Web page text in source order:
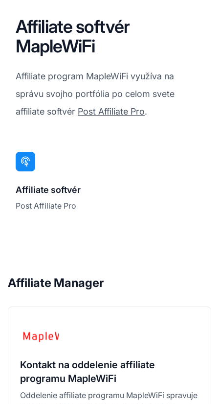
Affiliate softvér
MapleWiFi
Affiliate program MapleWiFi využíva na
správu svojho portfólia po celom svete
affiliate softvér Post Affiliate Pro.
Affiliate softvér
Post Affiliate Pro
Affiliate Manager
Kontakt na oddelenie affiliate
programu MapleWiFi
Oddelenie affiliate programu MapleWiFi spravuje